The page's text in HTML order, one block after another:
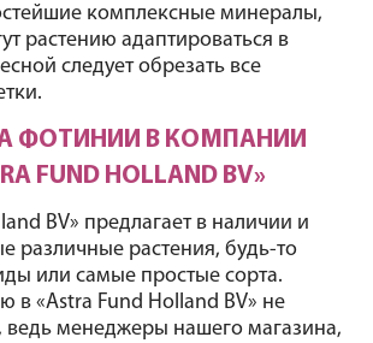
комплексные минералы,
растению адаптироваться в
следует обрезать все
ФОТИНИИ В КОМПАНИИ
FUND HOLLAND BV»
BV» предлагает в наличии и
различные растения, будь-то
или самые простые сорта.
в «Astra Fund Holland BV» не
ведь менеджеры нашего магазина,